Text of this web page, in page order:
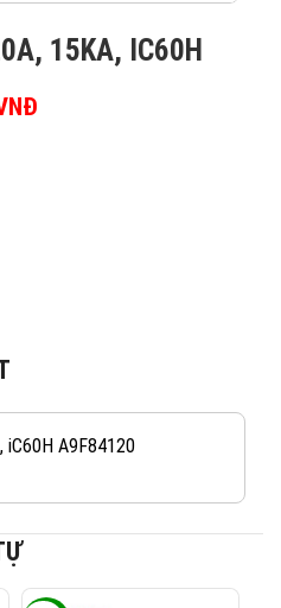
15KA, IC60H
VNĐ.
iC60H A9F84120